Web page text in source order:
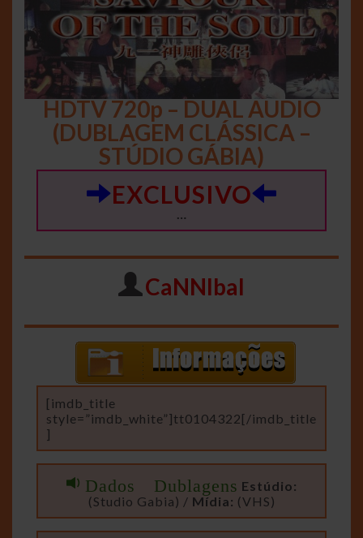
HDTV 720p – DUAL AUDIO
(DUBLAGEM CLÁSSICA –
STÚDIO GÁBIA)
EXCLUSIVO
CaNNIbal
[imdb_title
style=”imdb_white”]tt0104322[/imdb_title
]
Dados Dublagens Estúdio:
(Studio Gabia) / Mídia: (VHS)